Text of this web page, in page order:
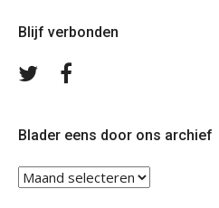
Blijf verbonden
Volg
Blader eens door ons archief
Blader
eens